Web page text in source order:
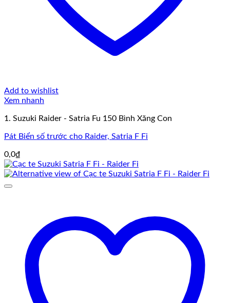
Add to wishlist
Xem nhanh
1. Suzuki Raider - Satria Fu 150 Bình Xăng Con
Pát Biển số trước cho Raider, Satria F Fi
0,0₫